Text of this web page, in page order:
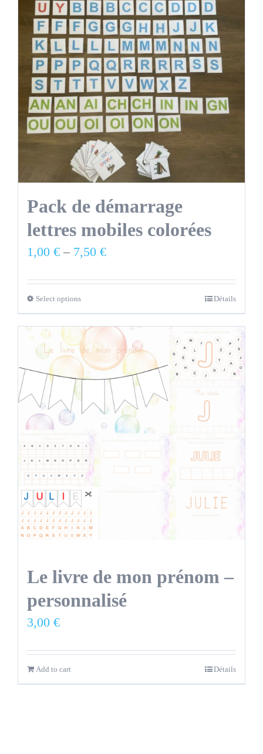
Pack de démarrage
lettres mobiles colorées
1,00 €– 7,50 €
Select options Détails
Le livre de mon prénom –
personnalisé
3,00 €
Add to cart Détails